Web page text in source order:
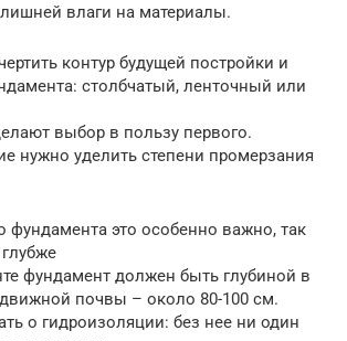
влаги на материалы.
контур будущей постройки и
столбчатый, ленточный или
выбор в пользу первого.
нужно уделить степени промерзания
фундамента это особенно важно, так
фундамент должен быть глубиной в
почвы – около 80-100 см.
о гидроизоляции: без нее ни один